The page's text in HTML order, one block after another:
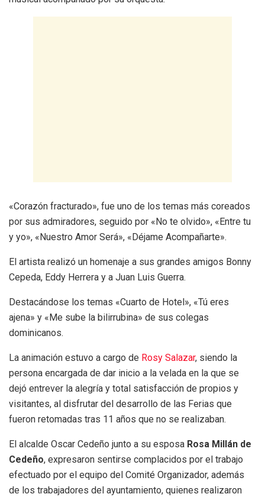
«Corazón fracturado», fue uno de los temas más coreados
por sus admiradores, seguido por «No te olvido», «Entre tu
y yo», «Nuestro Amor Será», «Déjame Acompañarte».
El artista realizó un homenaje a sus grandes amigos Bonny
Cepeda, Eddy Herrera y a Juan Luis Guerra.
Destacándose los temas «Cuarto de Hotel», «Tú eres
ajena» y «Me sube la bilirrubina» de sus colegas
dominicanos.
La animación estuvo a cargo de Rosy Salazar, siendo la
persona encargada de dar inicio a la velada en la que se
dejó entrever la alegría y total satisfacción de propios y
visitantes, al disfrutar del desarrollo de las Ferias que
fueron retomadas tras 11 años que no se realizaban.
El alcalde Oscar Cedeño junto a su esposa Rosa Millán de
Cedeño, expresaron sentirse complacidos por el trabajo
efectuado por el equipo del Comité Organizador, además
de los trabajadores del ayuntamiento, quienes realizaron